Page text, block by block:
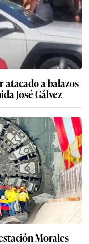
atacado a balazos
José Gálvez
Morales